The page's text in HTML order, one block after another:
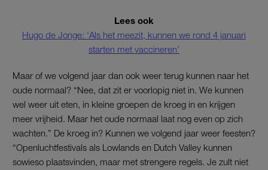
Lees ook
Hugo de Jonge: ‘Als het meezit, kunnen we rond 4 januari
starten met vaccineren’
Maar of we volgend jaar dan ook weer terug kunnen naar het
oude normaal? “Nee, dat zit er voorlopig niet in. We kunnen
wel weer uit eten, in kleine groepen de kroeg in en krijgen
meer vrijheid. Maar het oude normaal laat nog even op zich
wachten.” De kroeg in? Kunnen we volgend jaar weer feesten?
“Openluchtfestivals als Lowlands en Dutch Valley kunnen
sowieso plaatsvinden, maar met strengere regels. Je zult niet